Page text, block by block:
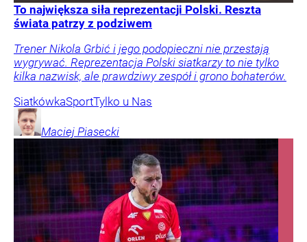
To największa siła reprezentacji Polski. Reszta
świata patrzy z podziwem
Trener Nikola Grbić i jego podopieczni nie przestają
wygrywać. Reprezentacja Polski siatkarzy to nie tylko
kilka nazwisk, ale prawdziwy zespół i grono bohaterów.
SiatkówkaSportTylko u Nas
Maciej Piasecki